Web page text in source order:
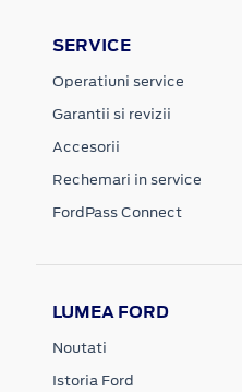
SERVICE
Operatiuni service
Garantii si revizii
Accesorii
Rechemari in service
FordPass Connect
LUMEA FORD
Noutati
Istoria Ford